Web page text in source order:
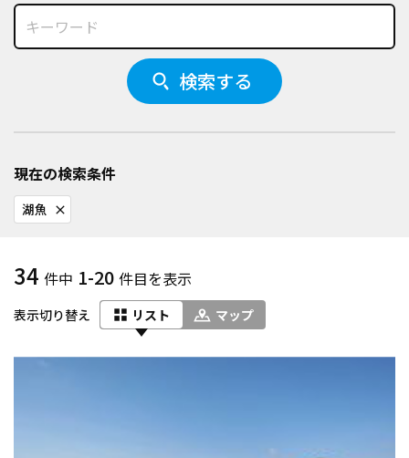
検索する
現在の検索条件
湖魚 close
34 件中 1-20 件目を表示
表示切り替え リスト マップ